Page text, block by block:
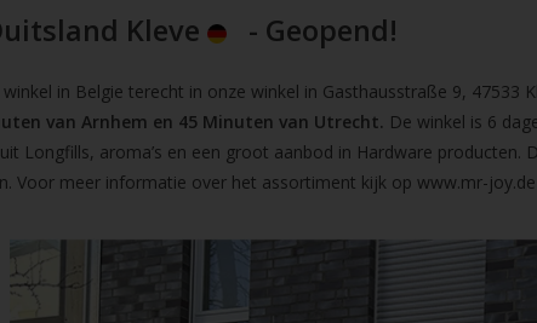
Kleve - Geopend!
in Belgie terecht in onze winkel in Gasthausstraße 9, 47533
van Arnhem en 45 Minuten van Utrecht. De winkel is 6
Longfills, aroma’s en een groot aanbod in Hardware producten.
Voor meer informatie over het assortiment kijk op www.mr-joy.de